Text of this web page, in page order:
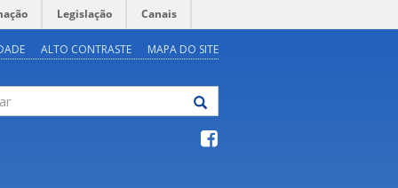
Legislação Canais
ALTO CONTRASTE MAPA DO SITE